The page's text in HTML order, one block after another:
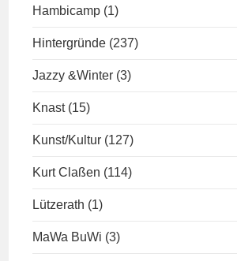
Hambicamp (1)
Hintergründe (237)
Jazzy &Winter (3)
Knast (15)
Kunst/Kultur (127)
Kurt Claßen (114)
Lützerath (1)
MaWa BuWi (3)